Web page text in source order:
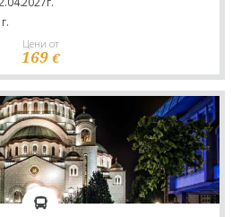
Цени от
169 €